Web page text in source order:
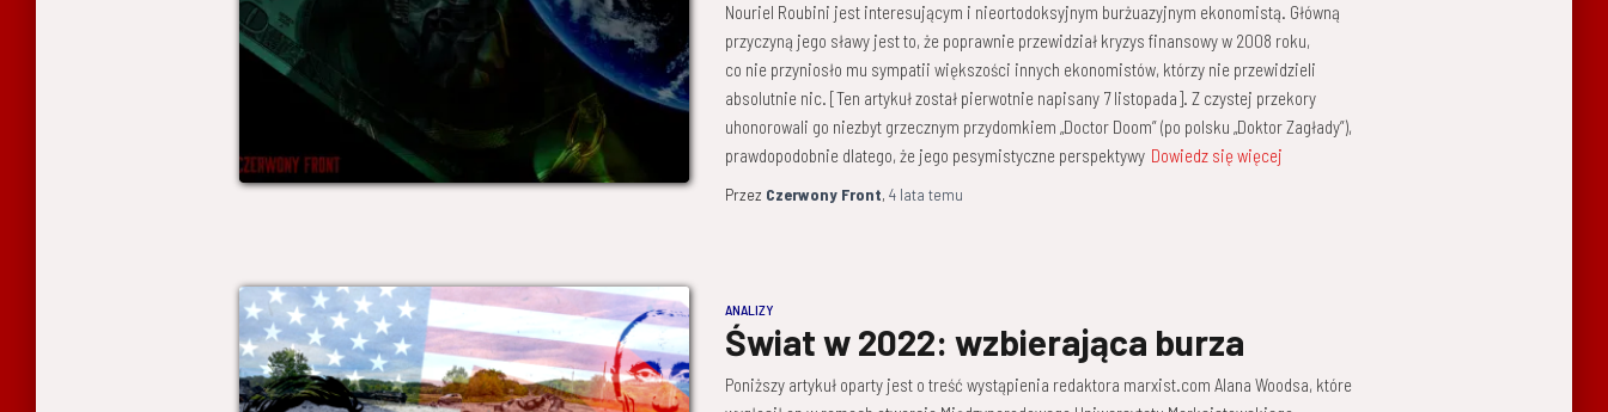
Nouriel Roubini jest interesującym i nieortodoksyjnym burżuazyjnym ekonomistą. Główną
przyczyną jego sławy jest to, że poprawnie przewidział kryzys finansowy w 2008 roku,
co nie przyniosło mu sympatii większości innych ekonomistów, którzy nie przewidzieli
absolutnie nic. [Ten artykuł został pierwotnie napisany 7 listopada]. Z czystej przekory
uhonorowali go niezbyt grzecznym przydomkiem „Doctor Doom” (po polsku „Doktor Zagłady”),
prawdopodobnie dlatego, że jego pesymistyczne perspektywy Dowiedz się więcej
Przez Czerwony Front, 4 lata temu
ANALIZY
Świat w 2022: wzbierająca burza
Poniższy artykuł oparty jest o treść wystąpienia redaktora marxist.com Alana Woodsa, które